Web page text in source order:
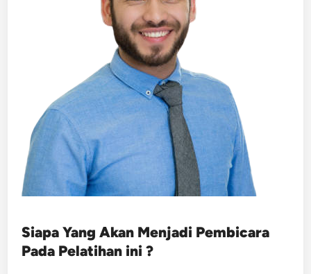
Siapa Yang Akan Menjadi Pembicara
Pada Pelatihan ini ?